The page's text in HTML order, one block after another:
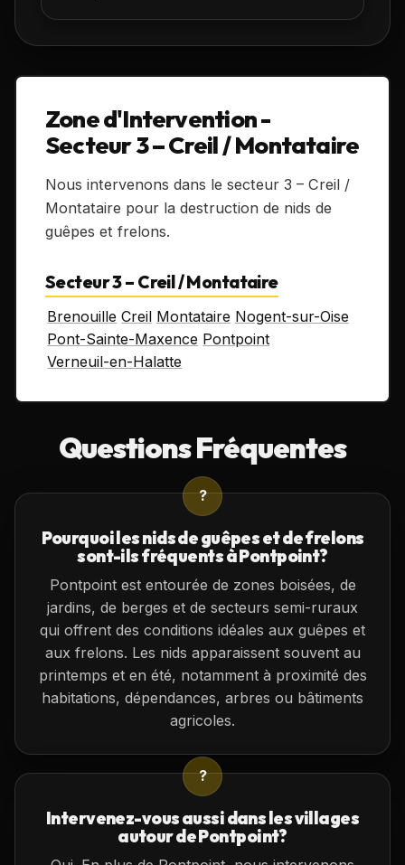
Zone d'Intervention -
Secteur 3 – Creil / Montataire
Nous intervenons dans le secteur 3 – Creil /
Montataire pour la destruction de nids de
guêpes et frelons.
Secteur 3 – Creil / Montataire
Brenouille Creil Montataire Nogent-sur-Oise
Pont-Sainte-Maxence Pontpoint
Verneuil-en-Halatte
Questions Fréquentes
?
Pourquoi les nids de guêpes et de frelons
sont-ils fréquents à Pontpoint?
Pontpoint est entourée de zones boisées, de
jardins, de berges et de secteurs semi-ruraux
qui offrent des conditions idéales aux guêpes et
aux frelons. Les nids apparaissent souvent au
printemps et en été, notamment à proximité des
habitations, dépendances, arbres ou bâtiments
agricoles.
?
Intervenez-vous aussi dans les villages
autour de Pontpoint?